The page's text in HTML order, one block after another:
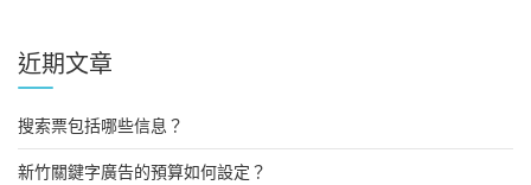
近期文章
搜索票包括哪些信息？
新竹關鍵字廣告的預算如何設定？